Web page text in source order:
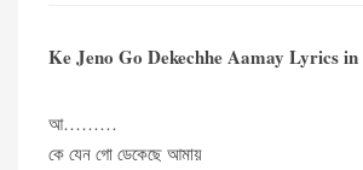
Ke Jeno Go Dekechhe Aamay Lyrics
আ………
কে যেন গো ডেকেছে আমায়